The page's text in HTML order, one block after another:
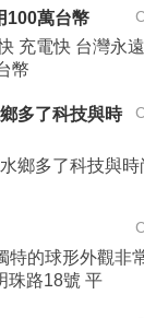
萬台幣
充電快 台灣永
幣
多了科技與時
鄉多了科技與時
特的球形外觀非
珠路18號 平